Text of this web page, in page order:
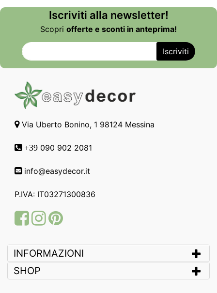
Iscriviti alla newsletter!
Scopri offerte e sconti in anteprima!
Via Uberto Bonino, 1 98124 Messina
+39 090 902 2081
info@easydecor.it
P.IVA: IT03271300836
FacebookInstagram
Pinterest
INFORMAZIONI
SHOP